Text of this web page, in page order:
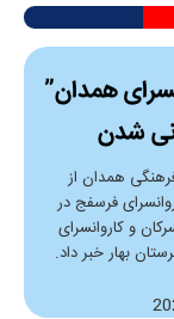
همدان”
شدن
همدان از
فرسفج در
و کاروانسرای
بهار خبر داد.